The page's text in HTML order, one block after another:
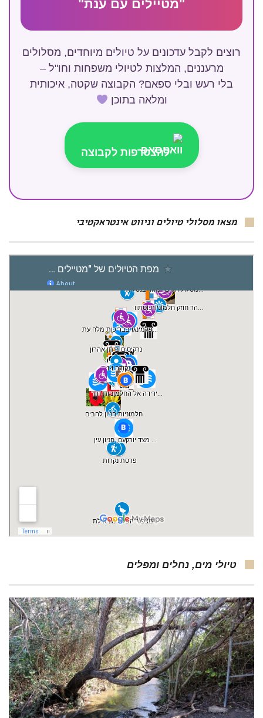
"מטיילים עם ענת"
רוצים לקבל עדכונים על טיולים מיוחדים, מסלולים
מרעננים, המלצות לטיולי משפחות וחו"ל –
בלי רעש ובלי ספאם? הקבוצה שקטה, איכותית
ומלאה בתוכן
להצטרפות לקבוצה
מצאו מסלולי טיולים וניווט אינטראקטיבי
טיולי מים, נחלים ומפלים